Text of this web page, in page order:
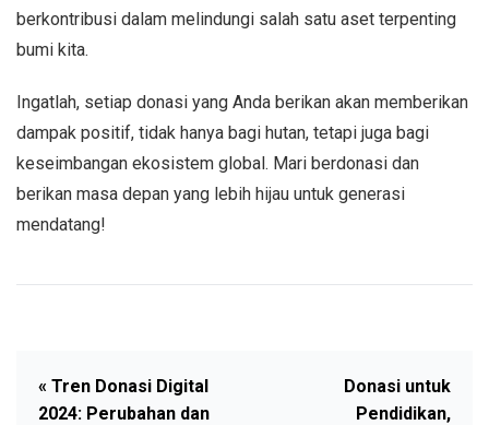
berkontribusi dalam melindungi salah satu aset terpenting
bumi kita.
Ingatlah, setiap donasi yang Anda berikan akan memberikan
dampak positif, tidak hanya bagi hutan, tetapi juga bagi
keseimbangan ekosistem global. Mari berdonasi dan
berikan masa depan yang lebih hijau untuk generasi
mendatang!
« Tren Donasi Digital
2024: Perubahan dan
Donasi untuk
Pendidikan,